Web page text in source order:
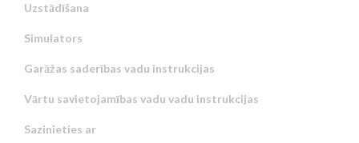
Uzstādīšana
Simulators
Garāžas saderības vadu instrukcijas
Vārtu savietojamības vadu vadu instrukcijas
Sazinieties ar